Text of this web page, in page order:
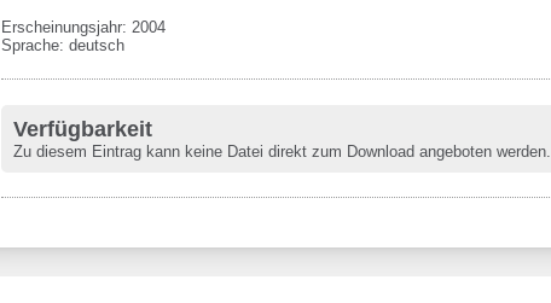
Erscheinungsjahr: 2004
Sprache: deutsch
Verfügbarkeit
Zu diesem Eintrag kann keine Datei direkt zum Download angeboten werden.